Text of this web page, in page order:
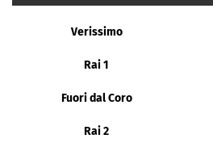
Verissimo
Rai 1
Fuori dal Coro
Rai 2